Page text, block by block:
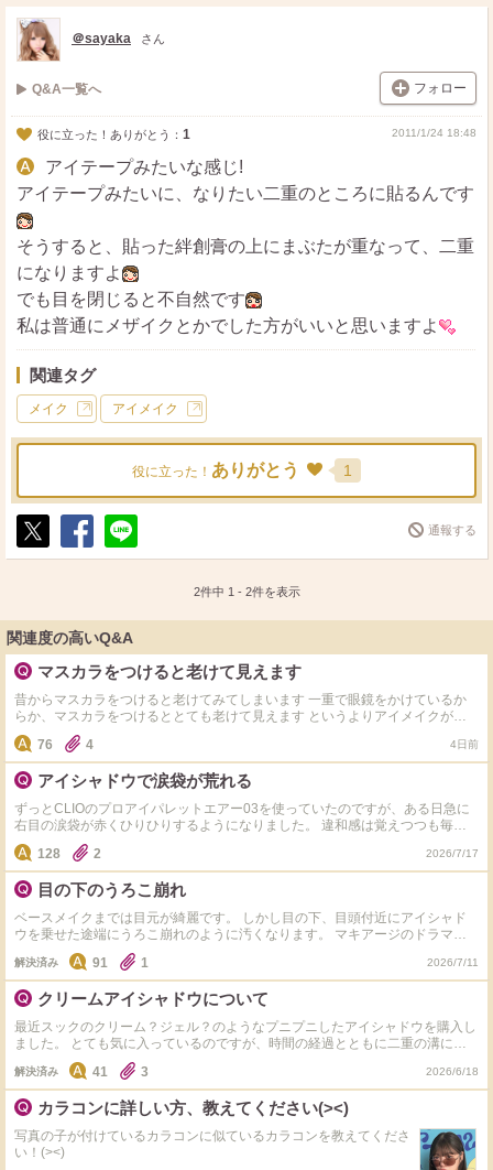
ス
ト
ェ
る
＠sayaka さん
Q&A一覧へ フォロー
役に立った！ありがとう： 1 2011/1/24 18:48
アイテープみたいな感じ!
アイテープみたいに、なりたい二重のところに貼るんです
そうすると、貼った絆創膏の上にまぶたが重なって、二重
になりますよ
でも目を閉じると不自然です
私は普通にメザイクとかでした方がいいと思いますよ
関連タグ
メイク アイメイク
役に立った！ ありがとう 1
ポ
シ
送
通報する
2件中 1 - 2件を表示
関連度の高いQ&A
マスカラをつけると老けて見えます
昔からマスカラをつけると老けてみてしまいます 一重で眼鏡をかけているか
らか、マスカラをつけるととても老けて見えます というよりアイメイクがあ
まり似合っているように思えません こういった場合はどういったメイクを参
考にすればよいのでしょうか また、カウンターなどに相談に行く場合はどう
いった伝え方がよいでしょうか 先日カウンターに相談にいったもののあまり
伝わっておらず、かなりショックな対応をされたので…
76 4 4日前
アイシャドウで涙袋が荒れる
ずっとCLIOのプロアイパレットエアー03を使っていたのですが、ある日急に
右目の涙袋が赤くひりひりするようになりました。 違和感は覚えつつも毎日
メイクしていたらコンタクトもつけられないくらい腫れてしまいました。
periperaのオールテイクムードパレット11番を購入し使用したのですが、3日
ほど連続で使用すると日中から痒みを感じ始めて、夜メイクを落とすと赤くひ
りひりしてしまいます。 これはアレルギー反応なのでしょうか？乾燥かぶれ
ティントを使用すると唇がかぶれて痒くて皮むけもするのでアレルギーも有り
得そうだな～と思ったのですが、有識者の方教えてください。
128 2 2026/7/17
目の下のうろこ崩れ
ベースメイクまでは目元が綺麗です。 しかし目の下、目頭付近にアイシャド
ウを乗せた途端にうろこ崩れのように汚くなります。 マキアージのドラマテ
ィックアイカラーを乗せても意味ありませんでした。 アイシャドウはセザン
ヌのペールトーンアイシャドウを使っています。 これはアイシャドウが合っ
ていないので別のものに買い換えた方が良い、ということなのでしょうか？
解決済み 91 1 2026/7/11
クリームアイシャドウについて
最近スックのクリーム？ジェル？のようなプニプニしたアイシャドウを購入し
ました。 とても気に入っているのですが、時間の経過とともに二重の溝に溜
まってしまいます。 対策として、塗布前にティッシュでまぶたの油分をオフ
する。パウダーをつける。 などしていますが、他に良い対策がありますでし
ょうか？？ 日焼け止めは塗りたくて、日焼け止めを塗った後にティッシュオ
フしています。
解決済み 41 3 2026/6/18
カラコンに詳しい方、教えてください(><)
写真の子が付けているカラコンに似ているカラコンを教えてくださ
い！(><)